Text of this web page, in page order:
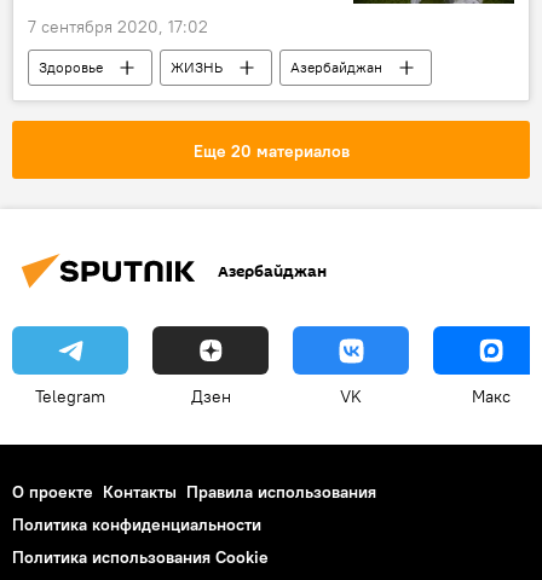
7 сентября 2020, 17:02
Здоровье ЖИЗНЬ
Азербайджан
Новости
Коронавирус Статистика
Еще 20 материалов
Азербайджан
Telegram Дзен VK Макс
О проекте Контакты Правила использования
Политика конфиденциальности
Политика использования Cookie